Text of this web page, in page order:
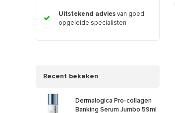
Uitstekend advies van goed
opgeleide specialisten
Recent bekeken
Dermalogica Pro-collagen
Banking Serum Jumbo 59ml